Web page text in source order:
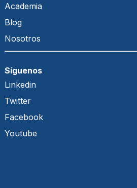
Academia
Blog
Nosotros
Síguenos
Linkedin
Twitter
Facebook
Youtube